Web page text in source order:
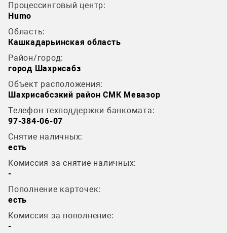
Процессинговый центр:
Humo
Область:
Кашкадарьинская область
Район/город:
город Шахрисабз
Объект расположения:
Шахрисабсзкий район СМК Мевазор
Телефон техподдержки банкомата:
97-384-06-07
Снятие наличных:
есть
Комиссия за снятие наличных:
-
Пополнение карточек:
есть
Комиссия за пополнение:
-